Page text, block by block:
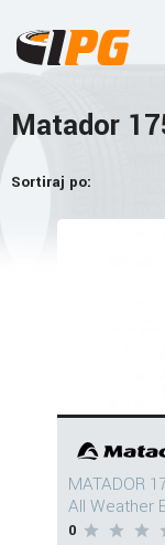
Matador
Sortiraj po:
MATADOR
All Weather
0